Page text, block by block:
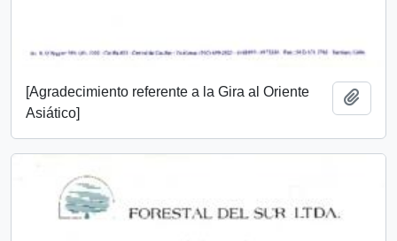
[Agradecimiento referente a la Gira al Oriente
Asiático]